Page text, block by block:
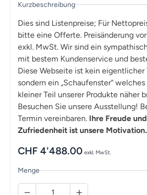
Kurzbeschreibung
Dies sind Listenpreise; Für
bitte eine Offerte. Preisänderung
exkl. MwSt. Wir sind ein
mit bestem Kundenservice und
Diese Webseite ist kein eigentlicher
sondern ein „Schaufenster“
kleiner Teil unserer Produkte näher
Besuchen Sie unsere Ausstellung!
Termin vereinbaren. Ihre Freude
Zufriedenheit ist unsere Motivation.
CHF 4'488.00 exkl. MwSt.
Menge